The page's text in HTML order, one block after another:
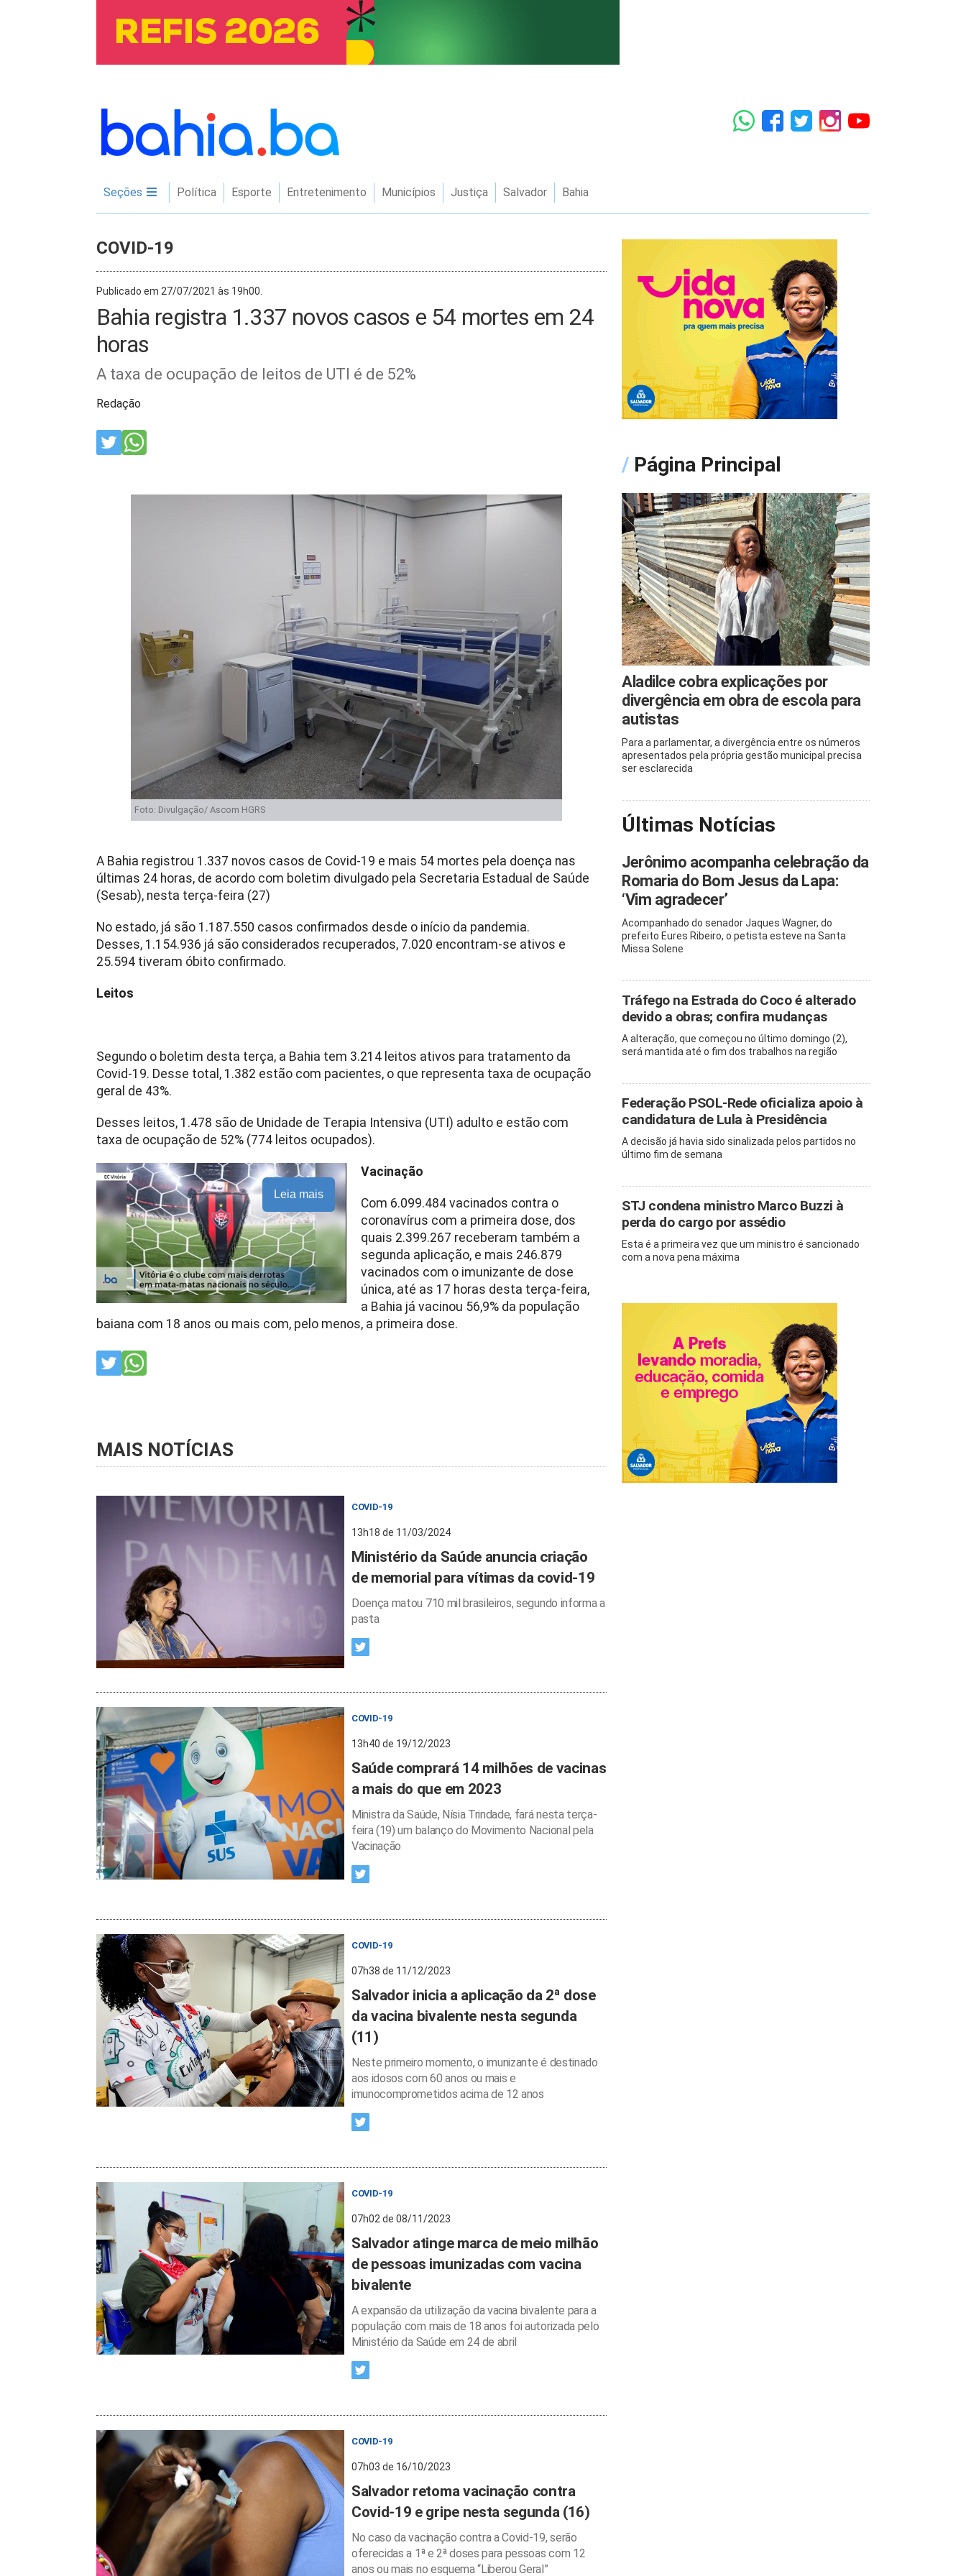
Seções Política Esporte Entretenimento Municípios Justiça Salvador Bahia
COVID-19
Publicado em 27/07/2021 às 19h00.
Bahia registra 1.337 novos casos e 54 mortes em 24
horas
A taxa de ocupação de leitos de UTI é de 52%
Redação
Foto: Divulgação/ Ascom HGRS
A Bahia registrou 1.337 novos casos de Covid-19 e mais 54 mortes pela doença nas
últimas 24 horas, de acordo com boletim divulgado pela Secretaria Estadual de Saúde
(Sesab), nesta terça-feira (27)
No estado, já são 1.187.550 casos confirmados desde o início da pandemia.
Desses, 1.154.936 já são considerados recuperados, 7.020 encontram-se ativos e
25.594 tiveram óbito confirmado.
Leitos
Segundo o boletim desta terça, a Bahia tem 3.214 leitos ativos para tratamento da
Covid-19. Desse total, 1.382 estão com pacientes, o que representa taxa de ocupação
geral de 43%.
Desses leitos, 1.478 são de Unidade de Terapia Intensiva (UTI) adulto e estão com
taxa de ocupação de 52% (774 leitos ocupados).
Leia mais
Vacinação
Com 6.099.484 vacinados contra o
coronavírus com a primeira dose, dos
quais 2.399.267 receberam também a
segunda aplicação, e mais 246.879
vacinados com o imunizante de dose
única, até as 17 horas desta terça-feira,
a Bahia já vacinou 56,9% da população
baiana com 18 anos ou mais com, pelo menos, a primeira dose.
MAIS NOTÍCIAS
COVID-19
13h18 de 11/03/2024
Ministério da Saúde anuncia criação
de memorial para vítimas da covid-19
Doença matou 710 mil brasileiros, segundo informa a
pasta
COVID-19
13h40 de 19/12/2023
Saúde comprará 14 milhões de vacinas
a mais do que em 2023
Ministra da Saúde, Nísia Trindade, fará nesta terça-
feira (19) um balanço do Movimento Nacional pela
Vacinação
COVID-19
07h38 de 11/12/2023
Salvador inicia a aplicação da 2ª dose
da vacina bivalente nesta segunda
(11)
Neste primeiro momento, o imunizante é destinado
aos idosos com 60 anos ou mais e
imunocomprometidos acima de 12 anos
COVID-19
07h02 de 08/11/2023
Salvador atinge marca de meio milhão
de pessoas imunizadas com vacina
bivalente
A expansão da utilização da vacina bivalente para a
população com mais de 18 anos foi autorizada pelo
Ministério da Saúde em 24 de abril
COVID-19
07h03 de 16/10/2023
Salvador retoma vacinação contra
Covid-19 e gripe nesta segunda (16)
No caso da vacinação contra a Covid-19, serão
oferecidas a 1ª e 2ª doses para pessoas com 12
anos ou mais no esquema “Liberou Geral”
/ Página Principal
Aladilce cobra explicações por
divergência em obra de escola para
autistas
Para a parlamentar, a divergência entre os números
apresentados pela própria gestão municipal precisa
ser esclarecida
Últimas Notícias
Jerônimo acompanha celebração da
Romaria do Bom Jesus da Lapa:
‘Vim agradecer’
Acompanhado do senador Jaques Wagner, do
prefeito Eures Ribeiro, o petista esteve na Santa
Missa Solene
Tráfego na Estrada do Coco é alterado
devido a obras; confira mudanças
A alteração, que começou no último domingo (2),
será mantida até o fim dos trabalhos na região
Federação PSOL-Rede oficializa apoio à
candidatura de Lula à Presidência
A decisão já havia sido sinalizada pelos partidos no
último fim de semana
STJ condena ministro Marco Buzzi à
perda do cargo por assédio
Esta é a primeira vez que um ministro é sancionado
com a nova pena máxima